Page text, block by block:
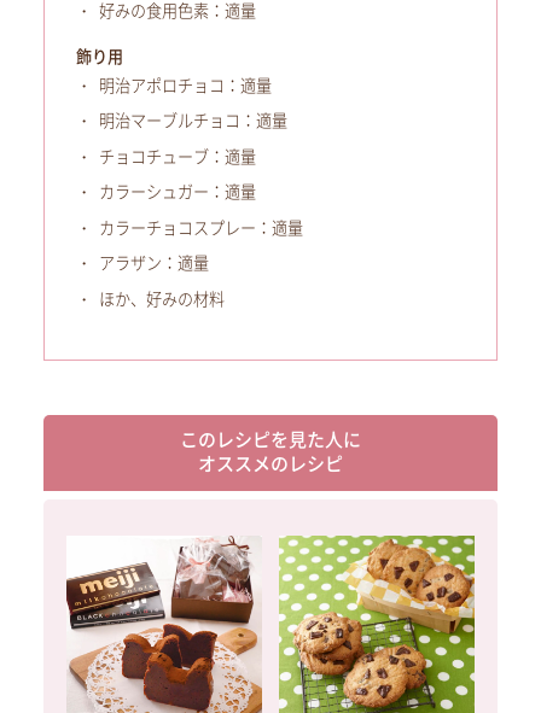
好みの食用色素：適量
飾り用
明治アポロチョコ：適量
明治マーブルチョコ：適量
チョコチューブ：適量
カラーシュガー：適量
カラーチョコスプレー：適量
アラザン：適量
ほか、好みの材料
このレシピを見た人に
オススメのレシピ